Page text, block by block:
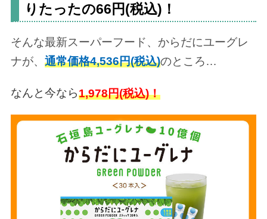
りたったの66円(税込)！
そんな最新スーパーフード、からだにユーグレ
ナが、 通常価格4,536円(税込)のところ…
なんと今なら1,978円(税込)！